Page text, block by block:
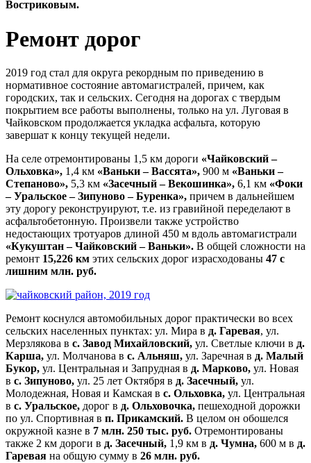
Востриковым.
Ремонт дорог
2019 год стал для округа рекордным по приведению в
нормативное состояние автомагистралей, причем, как
городских, так и сельских. Сегодня на дорогах с твердым
покрытием все работы выполнены, только на ул. Луговая в
Чайковском продолжается укладка асфальта, которую
завершат к концу текущей недели.
На селе отремонтированы 1,5 км дороги «Чайковский –
Ольховка», 1,4 км «Ваньки – Вассята», 900 м «Ваньки –
Степаново», 5,3 км «Засечный – Векошинка», 6,1 км «Фоки
– Уральское – Зипуново – Буренка», причем в дальнейшем
эту дорогу реконструируют, т.е. из гравийной переделают в
асфальтобетонную. Произвели также устройство
недостающих тротуаров длиной 450 м вдоль автомагистрали
«Кукуштан – Чайковский – Ваньки». В общей сложности на
ремонт 15,226 км этих сельских дорог израсходованы 47 с
лишним млн. руб.
Ремонт коснулся автомобильных дорог практически во всех
сельских населенных пунктах: ул. Мира в д. Гаревая, ул.
Мерзлякова в с. Завод Михайловский, ул. Светлые ключи в д.
Карша, ул. Молчанова в с. Альняш, ул. Заречная в д. Малый
Букор, ул. Центральная и Запрудная в д. Марково, ул. Новая
в с. Зипуново, ул. 25 лет Октября в д. Засечный, ул.
Молодежная, Новая и Камская в с. Ольховка, ул. Центральная
в с. Уральское, дорог в д. Ольховочка, пешеходной дорожки
по ул. Спортивная в п. Прикамский. В целом он обошелся
окружной казне в 7 млн. 250 тыс. руб. Отремонтированы
также 2 км дороги в д. Засечный, 1,9 км в д. Чумна, 600 м в д.
Гаревая на общую сумму в 26 млн. руб.